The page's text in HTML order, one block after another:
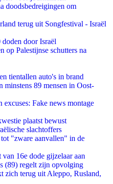
doodsbedreigingen om
terug uit Songfestival - Israël
door Israël
op Palestijnse schutters na
tientallen auto's in brand
minstens 89 mensen in Oost-
Fake news montage
plaatst bewust
slachtoffers
"zware aanvallen" in de
16e dode gijzelaar aan
(89) regelt zijn opvolging
zich terug uit Aleppo, Rusland,